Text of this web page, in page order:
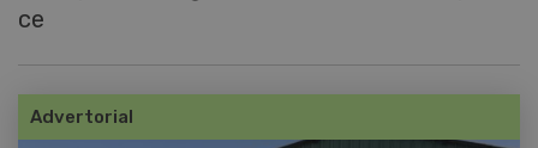
ce
Advertorial